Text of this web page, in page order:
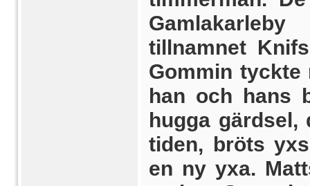
tillnamnet
Gommin tyckte
han och hans
hugga gärdsel,
tiden, bröts
en ny yxa.